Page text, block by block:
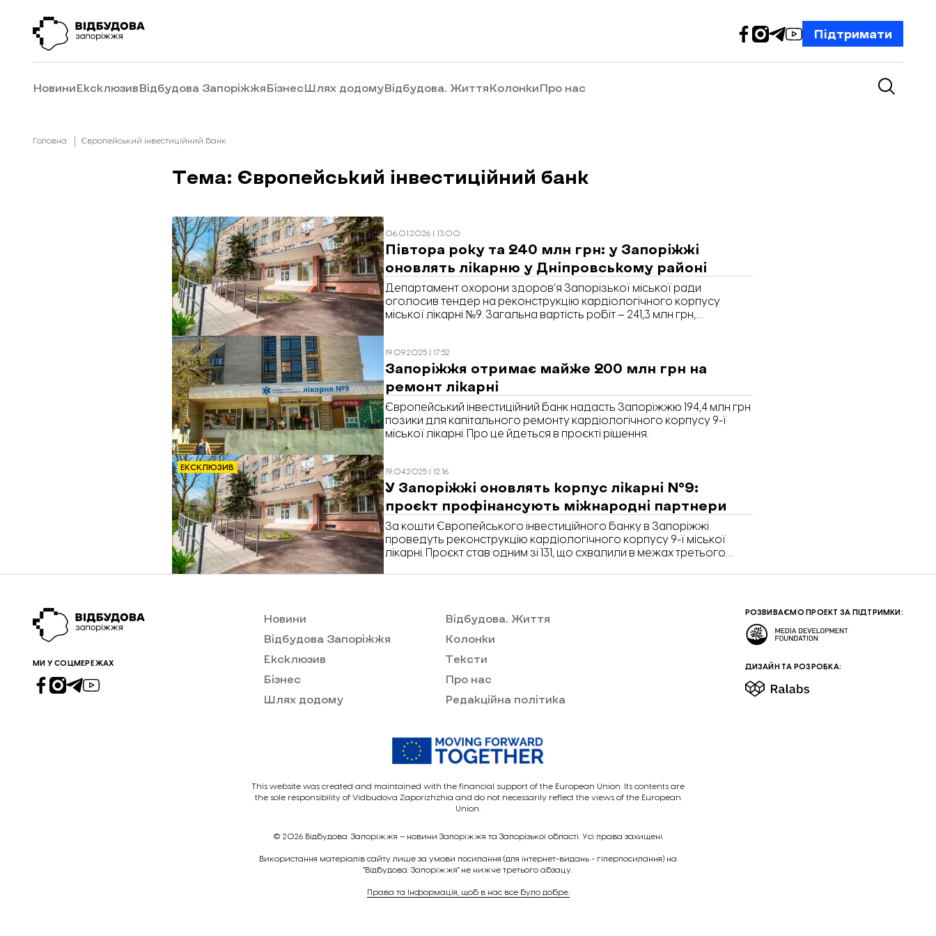
Підтримати
НовиниЕксклюзивВідбудова ЗапоріжжяБізнесШлях додомуВідбудова. ЖиттяКолонкиПро нас
Головна Європейський інвестиційний банк
Тема: Європейський інвестиційний банк
06.01.2026 | 13:00
Півтора року та 240 млн грн: у Запоріжжі
оновлять лікарню у Дніпровському районі
Департамент охорони здоров’я Запорізької міської ради
оголосив тендер на реконструкцію кардіологічного корпусу
міської лікарні №9. Загальна вартість робіт – 241,3 млн грн,
19.09.2025 | 17:52
Запоріжжя отримає майже 200 млн грн на
ремонт лікарні
Європейський інвестиційний банк надасть Запоріжжю 194,4 млн грн
позики для капітального ремонту кардіологічного корпусу 9-ї
міської лікарні. Про це йдеться в проєкті рішення.
ЕКСКЛЮЗИВ 19.04.2025 | 12:16
У Запоріжжі оновлять корпус лікарні №9:
проєкт профінансують міжнародні партнери
За кошти Європейського інвестиційного банку в Запоріжжі
проведуть реконструкцію кардіологічного корпусу 9-ї міської
лікарні. Проєкт став одним зі 131, що схвалили в межах третього
МИ У СОЦМЕРЕЖАХ
Новини
Відбудова Запоріжжя
Ексклюзив
Бізнес
Шлях додому
Відбудова. Життя
Колонки
Тексти
Про нас
Редакційна політика
РОЗВИВАЄМО ПРОЕКТ ЗА ПІДТРИМКИ:
ДИЗАЙН ТА РОЗРОБКА:
This website was created and maintained with the financial support of the European Union. Its contents are
the sole responsibility of Vidbudova Zaporizhzhia and do not necessarily reflect the views of the European
Union.
© 2026 Відбудова. Запоріжжя – новини Запоріжжя та Запорізької області. Усі права захищені.
Викориcтання матеріалів сайту лише за умови посилання (для інтернет-видань - гіперпосилання) на
"Відбудова. Запоріжжя" не нижче третього абзацу.
Права та Інформація, щоб в нас все було добре.